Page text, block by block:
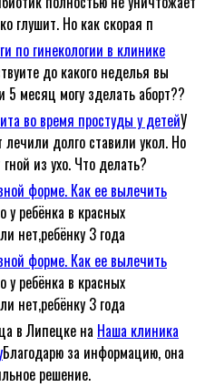
глушит. Но как скорая п
по гинекологии в клинике
до какого неделья вы
5 месяц могу зделать аборт??
во время простуды у детейУ
долго ставили укол. Но
из ухо. Что делать?
форме. Как ее вылечить
у ребёнка в красных
нет,ребёнку 3 года
форме. Как ее вылечить
у ребёнка в красных
нет,ребёнку 3 года
в Липецке на Наша клиника
Благодарю за информацию, она
решение.